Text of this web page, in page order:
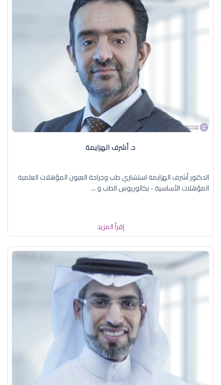
د. أشرف الهزايمة
الدكتور أشرف الهزايمة استشاري طب وجراحة العيون المؤهلات العلمية
المؤهلات الأساسية - بكالوريوس الطب و ...
إقرأ المزيد